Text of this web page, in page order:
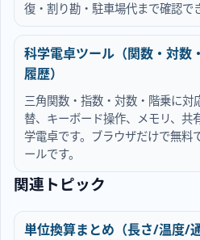
復・割り勘・駐車場代まで確認で
科学電卓ツール（関数・対数
履歴）
三角関数・指数・対数・階乗に対
替、キーボード操作、メモリ、共
学電卓です。ブラウザだけで無料
ールです。
関連トピック
単位換算まとめ（長さ/温度/